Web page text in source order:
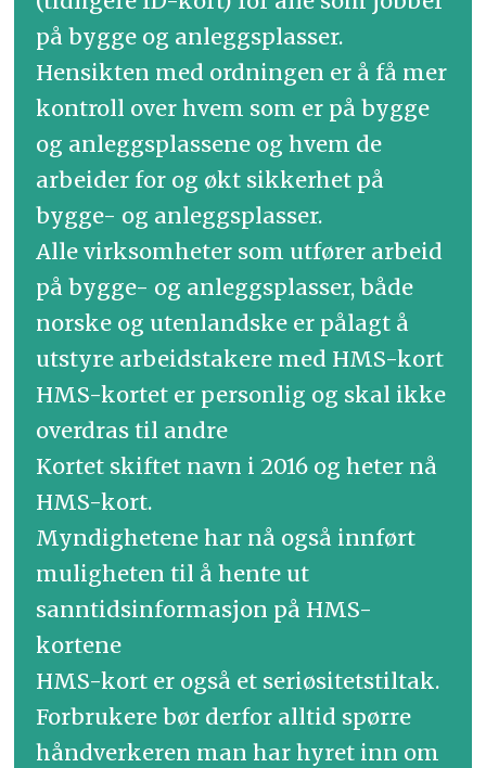
på bygge og anleggsplasser.
Hensikten med ordningen er å få mer
kontroll over hvem som er på bygge
og anleggsplassene og hvem de
arbeider for og økt sikkerhet på
bygge- og anleggsplasser.
Alle virksomheter som utfører arbeid
på bygge- og anleggsplasser, både
norske og utenlandske er pålagt å
utstyre arbeidstakere med HMS-kort
HMS-kortet er personlig og skal ikke
overdras til andre
Kortet skiftet navn i 2016 og heter nå
HMS-kort.
Myndighetene har nå også innført
muligheten til å hente ut
sanntidsinformasjon på HMS-
kortene
HMS-kort er også et seriøsitetstiltak.
Forbrukere bør derfor alltid spørre
håndverkeren man har hyret inn om